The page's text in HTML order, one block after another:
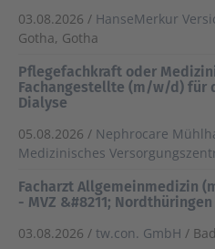
03.08.2026 / HanseMerkur
Gotha, Gotha
Pflegefachkraft oder
Fachangestellte (m/w/d) für
Dialyse
05.08.2026 / Nephrocare
Medizinisches
Facharzt Allgemeinmedizin
- MVZ &#8211; Nordthüringen
03.08.2026 / tw.con. GmbH /